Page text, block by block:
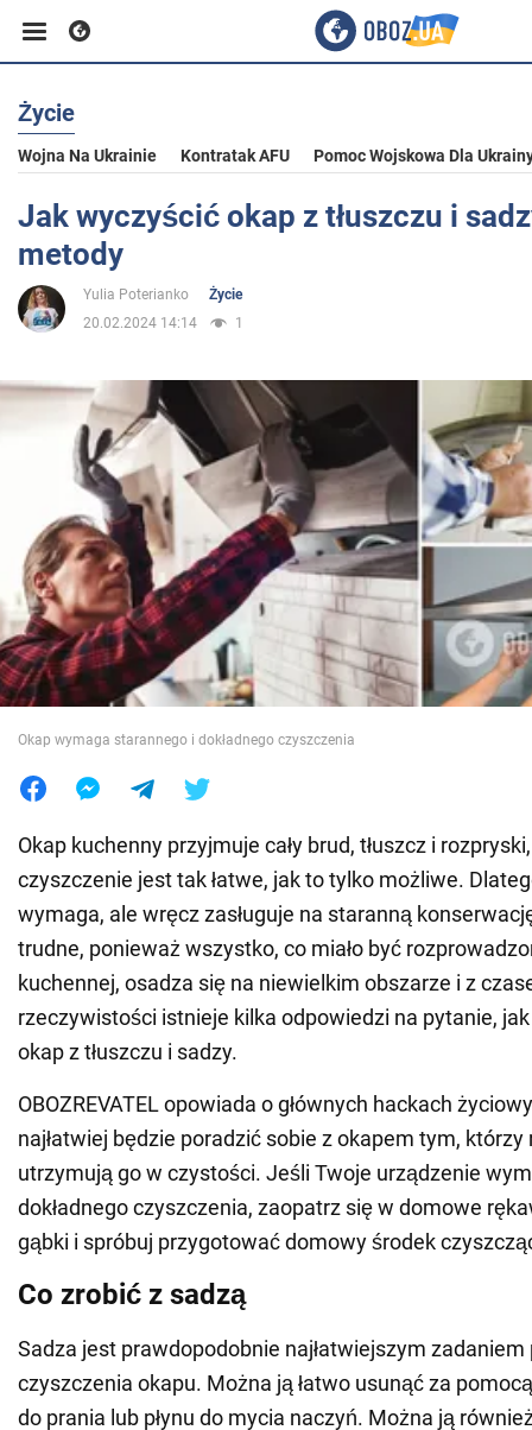
Biznes
Sport
Rozrywka
Polityka
Społeczeństwo
Wojna na Ukrainie
Świat
Jedzenie
Życie
Wojna Na Ukrainie Kontratak AFU Pomoc Wojskowa Dla
Jak wyczyścić okap z tłuszczu i
metody
Yulia Poterianko
Życie
20.02.2024 14:14
1
Okap wymaga starannego i dokładnego czyszczenia
Okap kuchenny przyjmuje cały brud, tłuszcz i
czyszczenie jest tak łatwe, jak to tylko możliwe.
wymaga, ale wręcz zasługuje na staranną
trudne, ponieważ wszystko, co miało być
kuchennej, osadza się na niewielkim obszarze i z
rzeczywistości istnieje kilka odpowiedzi na pytanie,
okap z tłuszczu i sadzy.
OBOZREVATEL opowiada o głównych hackach
najłatwiej będzie poradzić sobie z okapem tym, którzy
utrzymują go w czystości. Jeśli Twoje urządzenie
dokładnego czyszczenia, zaopatrz się w domowe
gąbki i spróbuj przygotować domowy środek
Co zrobić z sadzą
Sadza jest prawdopodobnie najłatwiejszym zadaniem
czyszczenia okapu. Można ją łatwo usunąć za
do prania lub płynu do mycia naczyń. Można ją